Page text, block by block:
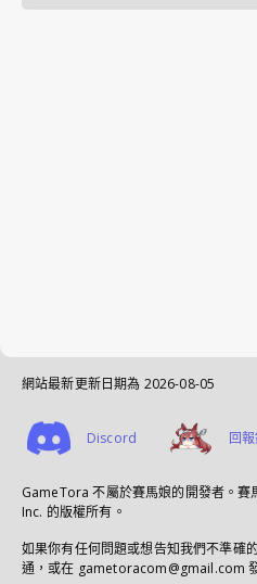
網站最新更新日期為 2026-08-05
Discord 回
GameTora 不屬於賽馬娘的開發者。
Inc. 的版權所有。
如果你有任何問題或想告知我們不準確
通，或在 gametoracom@gmail.com